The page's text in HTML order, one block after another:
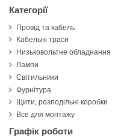
Категорії
Провід та кабель
Кабельні траси
Низьковольтне обладнання
Лампи
Світильники
Фурнітура
Щити, розподільні коробки
Все для монтажу
Графік роботи